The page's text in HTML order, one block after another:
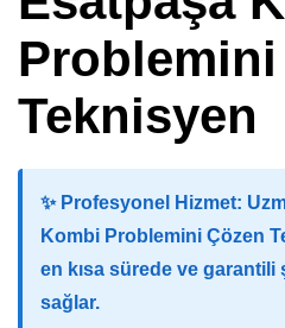
Problemini
Teknisyen
✨ Profesyonel Hizmet:
Kombi Problemini Çözen
en kısa sürede ve
sağlar.